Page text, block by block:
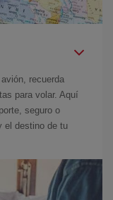
recuerda
para volar. Aquí
seguro o
el destino de tu